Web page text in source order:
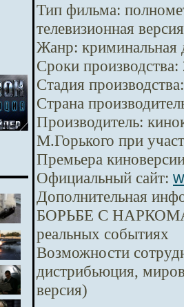
Тип фильма:
телевизионная
Жанр: криминальная
Сроки производства:
Стадия производства:
Страна
Производитель:
М.Горького при
Премьера
Официальный сайт:
Дополнительная
БОРЬБЕ С
реальных событиях
Возможности
дистрибьюция,
версия)